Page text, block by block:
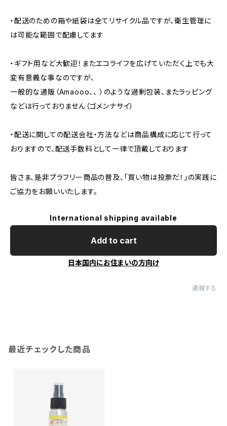
・配送のための箱や紙袋は全てリサイクル品ですが、衛生管理に
は可能な範囲で配慮してます
・ギフト用など大歓迎！またエコライフを広げていただく上でも大
変有意義な事なのですが、
一般的な通販（Amaooo、、 ）のような過剰包装、またラッピング
などは行っておりません（ゴメンナサイ）
・配送に関しての配送会社・方法などは商品構成に応じて行って
おりますので、配送手数料として一律で頂戴しております
皆さま、是非プラフリー商品の普及、「買い物は投票だ！」の実践に
ご協力をお願いいたします。
International shipping available
Add to cart
日本国内にお住まいの方向け
通報する
最近チェックした商品